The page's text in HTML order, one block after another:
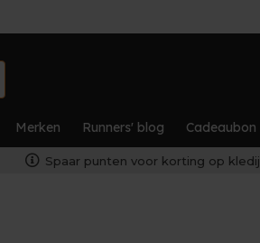
Merken Runners' blog Cadeaubon
Spaar punten voor korting op kledij